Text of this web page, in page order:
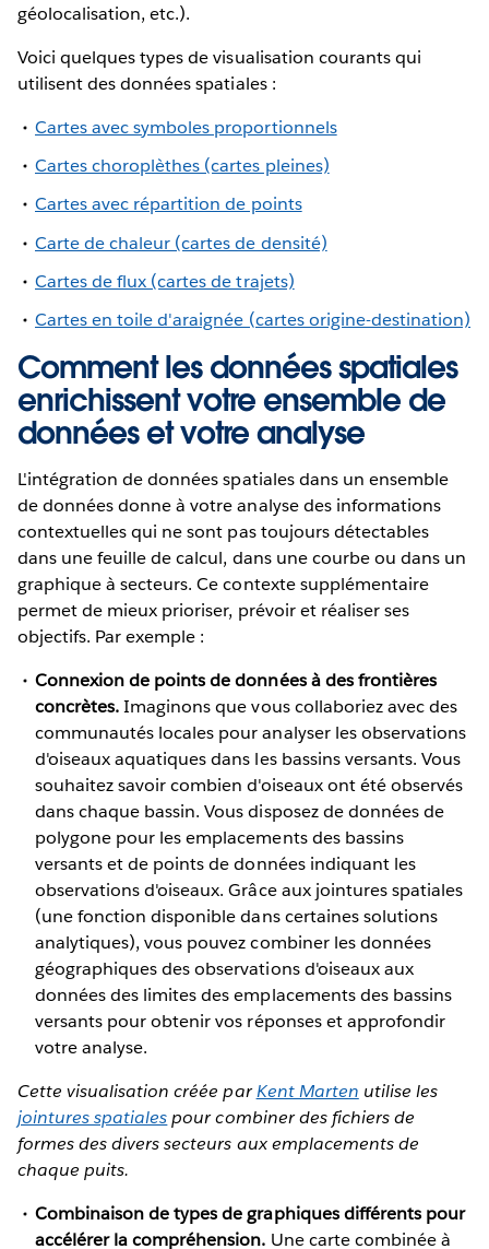
géolocalisation, etc.).
Voici quelques types de visualisation courants qui
utilisent des données spatiales :
Cartes avec symboles proportionnels
Cartes choroplèthes (cartes pleines)
Cartes avec répartition de points
Carte de chaleur (cartes de densité)
Cartes de flux (cartes de trajets)
Cartes en toile d'araignée (cartes origine-destination)
Comment les données spatiales
enrichissent votre ensemble de
données et votre analyse
L'intégration de données spatiales dans un ensemble
de données donne à votre analyse des informations
contextuelles qui ne sont pas toujours détectables
dans une feuille de calcul, dans une courbe ou dans un
graphique à secteurs. Ce contexte supplémentaire
permet de mieux prioriser, prévoir et réaliser ses
objectifs. Par exemple :
Connexion de points de données à des frontières
concrètes.Imaginons que vous collaboriez avec des
communautés locales pour analyser les observations
d'oiseaux aquatiques dans les bassins versants. Vous
souhaitez savoir combien d'oiseaux ont été observés
dans chaque bassin. Vous disposez de données de
polygone pour les emplacements des bassins
versants et de points de données indiquant les
observations d'oiseaux. Grâce aux jointures spatiales
(une fonction disponible dans certaines solutions
analytiques), vous pouvez combiner les données
géographiques des observations d'oiseaux aux
données des limites des emplacements des bassins
versants pour obtenir vos réponses et approfondir
votre analyse.
Cette visualisation créée parKent Marten utilise les
jointures spatialespour combiner des fichiers de
formes des divers secteurs aux emplacements de
chaque puits.
Combinaison de types de graphiques différents pour
accélérer la compréhension. Une carte combinée à